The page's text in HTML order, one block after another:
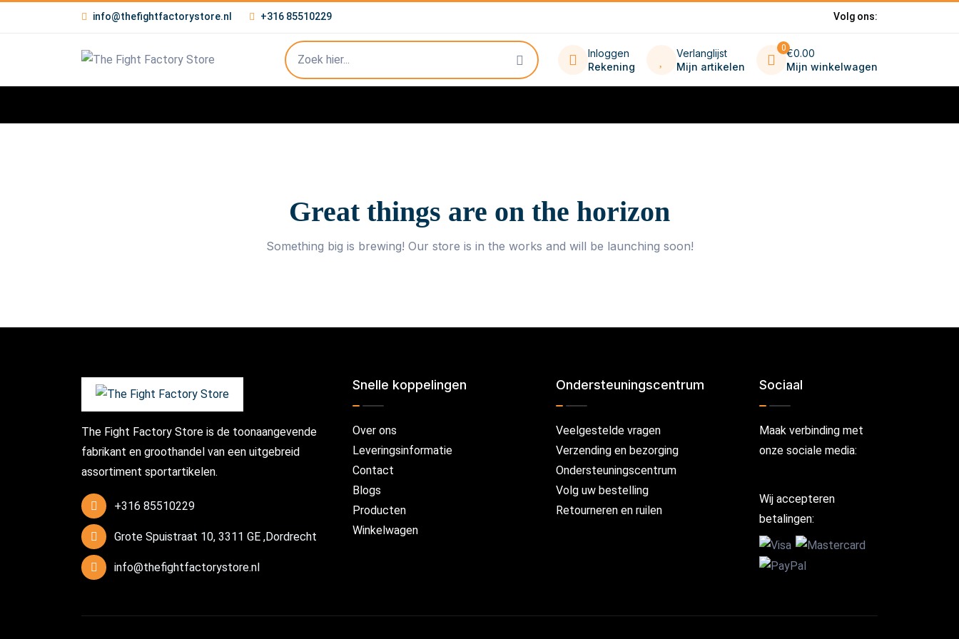
info@thefightfactorystore.nl +316 85510229 Volg ons:
Inloggen
Rekening
Verlanglijst
Mijn artikelen
0€0.00
Mijn winkelwagen
Great things are on the horizon
Something big is brewing! Our store is in the works and will be launching soon!
The Fight Factory Store is de toonaangevende
fabrikant en groothandel van een uitgebreid
assortiment sportartikelen.
+316 85510229
Grote Spuistraat 10, 3311 GE ,Dordrecht
info@thefightfactorystore.nl
Snelle koppelingen
Over ons
Leveringsinformatie
Contact
Blogs
Producten
Winkelwagen
Ondersteuningscentrum
Veelgestelde vragen
Verzending en bezorging
Ondersteuningscentrum
Volg uw bestelling
Retourneren en ruilen
Sociaal
Maak verbinding met
onze sociale media:
Wij accepteren
betalingen: